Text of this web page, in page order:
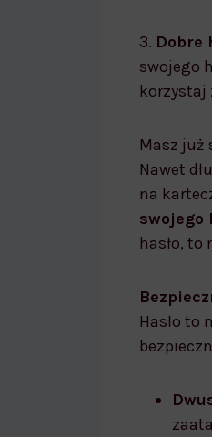
3. Dobre
swojego
korzystaj
Masz już
Nawet
na
swojego
hasło, to
Hasło to